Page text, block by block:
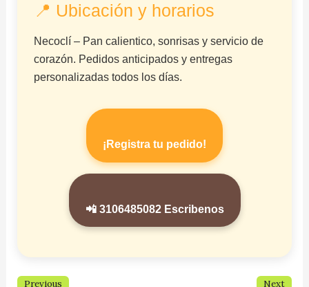
📍 Ubicación y horarios
Necoclí – Pan calientico, sonrisas y servicio de
corazón. Pedidos anticipados y entregas
personalizadas todos los días.
¡Registra tu pedido!
📲 3106485082 Escribenos
Previous Next